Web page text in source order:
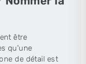
être
qu'une
de détail est